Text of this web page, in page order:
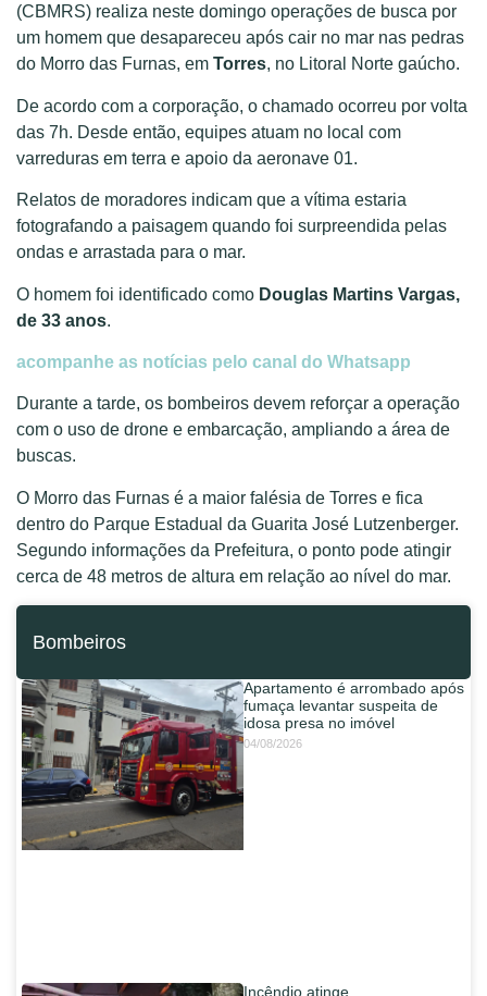
(CBMRS) realiza neste domingo operações de busca por
um homem que desapareceu após cair no mar nas pedras
do Morro das Furnas, em Torres, no Litoral Norte gaúcho.
De acordo com a corporação, o chamado ocorreu por volta
das 7h. Desde então, equipes atuam no local com
varreduras em terra e apoio da aeronave 01.
Relatos de moradores indicam que a vítima estaria
fotografando a paisagem quando foi surpreendida pelas
ondas e arrastada para o mar.
O homem foi identificado como Douglas Martins Vargas,
de 33 anos.
acompanhe as notícias pelo canal do Whatsapp
Durante a tarde, os bombeiros devem reforçar a operação
com o uso de drone e embarcação, ampliando a área de
buscas.
O Morro das Furnas é a maior falésia de Torres e fica
dentro do Parque Estadual da Guarita José Lutzenberger.
Segundo informações da Prefeitura, o ponto pode atingir
cerca de 48 metros de altura em relação ao nível do mar.
Bombeiros
Apartamento é arrombado após
fumaça levantar suspeita de
idosa presa no imóvel
04/08/2026
Incêndio atinge